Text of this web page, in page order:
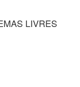
LIVRES